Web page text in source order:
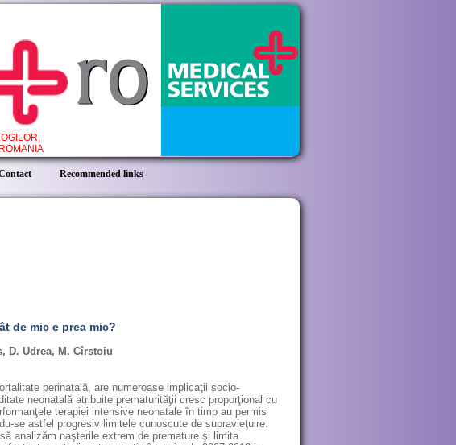
Recommended links
de mic e prea mic?
D. Udrea, M. Cîrstoiu
perinatală, are numeroase implicaţii socio-
neonatală atribuite prematurităţii cresc proporţional cu
terapiei intensive neonatale în timp au permis
se astfel progresiv limitele cunoscute de supravieţuire.
analizăm naşterile extrem de premature şi limita